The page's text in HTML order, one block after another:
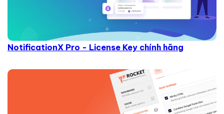
NotificationX Pro - License Key chính hãng